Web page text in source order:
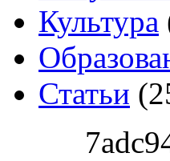
Культура
Статьи